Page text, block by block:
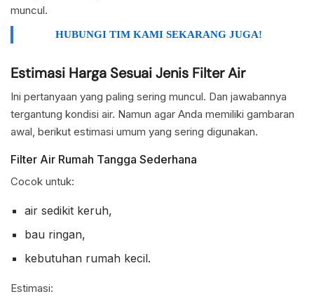
muncul.
HUBUNGI TIM KAMI SEKARANG JUGA!
Estimasi Harga Sesuai Jenis Filter Air
Ini pertanyaan yang paling sering muncul. Dan jawabannya
tergantung kondisi air. Namun agar Anda memiliki gambaran
awal, berikut estimasi umum yang sering digunakan.
Filter Air Rumah Tangga Sederhana
Cocok untuk:
air sedikit keruh,
bau ringan,
kebutuhan rumah kecil.
Estimasi: